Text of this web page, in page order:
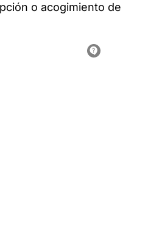
o acogimiento de